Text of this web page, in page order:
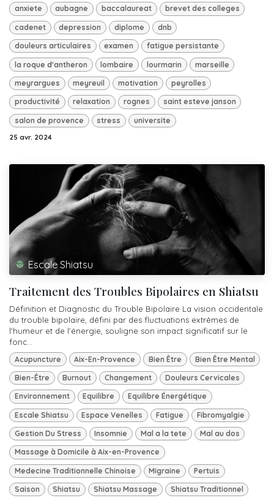
anxiete aubagne baccalaureat brevet des colleges
cadenet depression diplome dnb
douleurs articulaires examen fatigue persistante
la roque d'antheron lombaire lourmarin marseille
meyrargues meyreuil motivation peyrolles
productivité relaxation rognes saint esteve janson
salon de provence stress universite
25 avr. 2024
Escale Shiatsu
Traitement des Troubles Bipolaires en Shiatsu
Définition et Diagnostic du Trouble Bipolaire La vision occidentale
du trouble bipolaire, défini par des fluctuations extrêmes de
l'humeur et de l'énergie, souligne son impact significatif sur le
fonc...
Acupuncture Aix-En-Provence Bien Être Bien Être Mental
Bien-Être Burnout Changement Douleurs Cervicales
Environnement Equilibre Equilibre Énergétique
Escale Shiatsu Espace Venelles Fatigue Fibromyalgie
Gestion Du Stress Insomnie Mal a la tete Mal au dos
Massage à Domicile à Aix-en-Provence
Medecine Traditionnelle Chinoise Migraine Pertuis
Saison Shiatsu Shiatsu Massage Shiatsu Traditionnel